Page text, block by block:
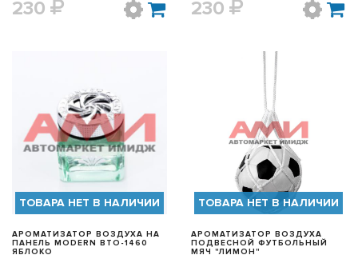
230 230
БЫСТРЫЙ ПРОСМОТР
ТОВАРА НЕТ В НАЛИЧИИ
АРОМАТИЗАТОР ВОЗДУХА НА
ПАНЕЛЬ MODERN BTO-1460
ЯБЛОКО
БЫСТРЫЙ ПРОСМОТР
ТОВАРА НЕТ В НАЛИЧИИ
АРОМАТИЗАТОР ВОЗДУХА
ПОДВЕСНОЙ ФУТБОЛЬНЫЙ
МЯЧ "ЛИМОН"